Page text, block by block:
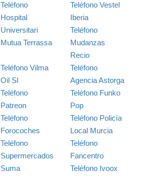
Teléfono
Hospital
Universitari
Mutua Terrassa
Teléfono Vestel
Iberia
Teléfono
Mudanzas
Recio
Teléfono Vilma
Oil Sl
Teléfono
Agencia Astorga
Teléfono
Patreon
Teléfono Funko
Pop
Teléfono
Forocoches
Teléfono Policía
Local Murcia
Teléfono
Supermercados
Suma
Teléfono
Fancentro
Teléfono Ivoox